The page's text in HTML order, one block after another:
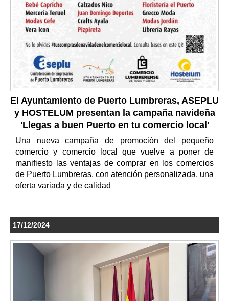
El Ayuntamiento de Puerto Lumbreras, ASEPLU
y HOSTELUM presentan la campaña navideña
'Llegas a buen Puerto en tu comercio local'
Una nueva campaña de promoción del pequeño
comercio y comercio local que vuelve a poner de
manifiesto las ventajas de comprar en los comercios
de Puerto Lumbreras, con atención personalizada, una
oferta variada y de calidad
17/12/2024